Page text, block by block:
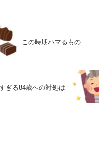
この時期ハマるもの
ぎる84歳への対処は